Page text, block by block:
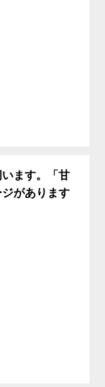
ます。「甘
があります